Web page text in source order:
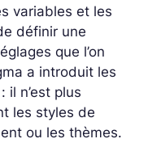
variables et les
définir une
que l’on
a introduit les
il n’est plus
les styles de
ou les thèmes.